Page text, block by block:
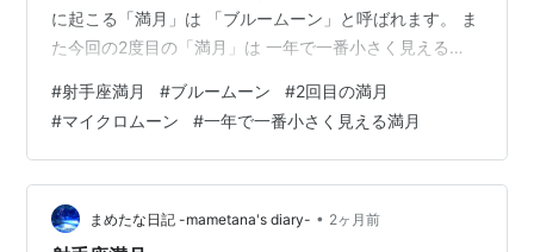
に起こる「満月」は 「ブルームーン」と呼ばれます。 ま
た今回の2度目の「満月」は 一年で一番小さく見える
Blue Moon（ブルームーン）とは？ 名前の由来 ブラック
ムーン スピリチュアルな意味１．幸運が訪れる スピリチ
ュアルな意味２．浄化･手放し･再生のエネルギーが強ま
る マイクロムーン マイクロムーンとは？ スピリチュア
ルな意味 「射手座満月」のおすすめの過ごし方…
#射手座満月 #ブルームーン #2回目の満月
#マイクロムーン #一年で一番小さく見える満月
まめたな日記 -mametana's diary- • 2ヶ月前